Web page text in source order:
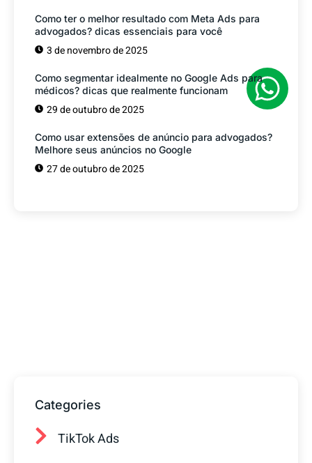
Como ter o melhor resultado com Meta Ads para
advogados? dicas essenciais para você
3 de novembro de 2025
Como segmentar idealmente no Google Ads para
médicos? dicas que realmente funcionam
29 de outubro de 2025
Como usar extensões de anúncio para advogados?
Melhore seus anúncios no Google
27 de outubro de 2025
Categories
TikTok Ads